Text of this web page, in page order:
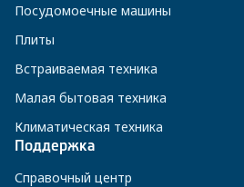
Посудомоечные машины
Плиты
Встраиваемая техника
Малая бытовая техника
Климатическая техника
Поддержка
Справочный центр